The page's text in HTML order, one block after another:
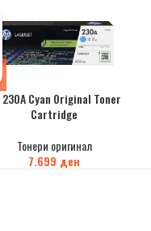
230A Cyan Original Toner
Cartridge
Тонери оригинал
7.699 ден